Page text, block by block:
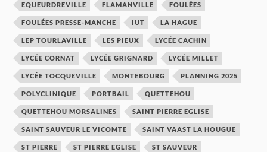
EQUEURDREVILLE FLAMANVILLE FOULÉES
FOULÉES PRESSE-MANCHE IUT LA HAGUE
LEP TOURLAVILLE LES PIEUX LYCÉE CACHIN
LYCÉE CORNAT LYCÉE GRIGNARD LYCÉE MILLET
LYCÉE TOCQUEVILLE MONTEBOURG PLANNING 2025
POLYCLINIQUE PORTBAIL QUETTEHOU
QUETTEHOU MORSALINES SAINT PIERRE EGLISE
SAINT SAUVEUR LE VICOMTE SAINT VAAST LA HOUGUE
ST PIERRE ST PIERRE EGLISE ST SAUVEUR